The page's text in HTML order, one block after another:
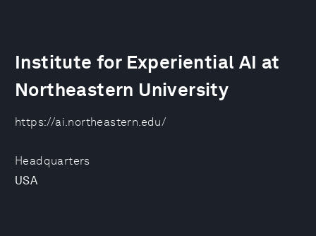
Headquarters
USA
Institute for Experiential AI at
Northeastern University
https://ai.northeastern.edu/